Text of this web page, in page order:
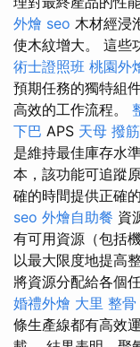
外燴 seo 木材經浸
使木紋增大。 這些
術士證照班 桃園外
預期任務的獨特組
高效的工作流程。
下巴 APS 天母 撥筋
是維持最佳庫存水
本，該功能可追蹤
確的時間提供正確
seo 外燴自助餐 資
有可用資源（包括
以最大限度地提高
將資源分配給各個
婚禮外燴 大里 整骨
條生產線都有高效